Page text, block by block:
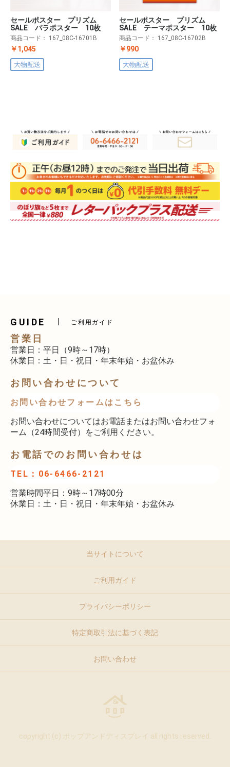
セールポスター プリズム
SALE パラポスター 10枚
商品コード： 167_08C-16701B
￥1,045
大物配送
セールポスター プリズム
SALE テーマポスター 10枚
商品コード： 167_08C-16702B
￥990
大物配送
GUIDE ご利用ガイド
営業日
営業日：平日（9時～17時）
休業日：土・日・祝日・年末年始・お盆休み
お問い合わせについて
お問い合わせフォームはこちら
お問い合わせについてはお電話またはお問い合わせフォ
ーム（24時間受付）をご利用ください。
お電話でのお問い合わせは
TEL：06-6466-2121
営業時間平日：9時～17時00分
休業日：土・日・祝日・年末年始・お盆休み
当サイトについて
ご利用ガイド
プライバシーポリシー
特定商取引法に基づく表記
お問い合わせ
copyright (c) ポップアンドディスプレイ all rights reserved.